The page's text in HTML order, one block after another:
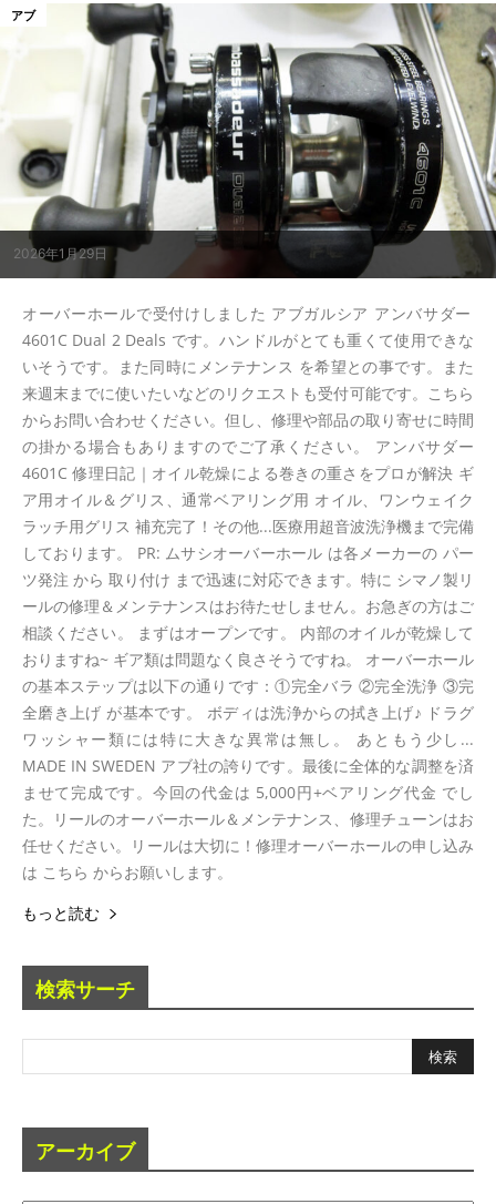
2026年1月29日
アブ
オーバーホールで受付けしました アブガルシア アンバサダー
4601C Dual 2 Deals です。ハンドルがとても重くて使用できな
いそうです。また同時にメンテナンス を希望との事です。また
来週末までに使いたいなどのリクエストも受付可能です。こちら
からお問い合わせください。但し、修理や部品の取り寄せに時間
の掛かる場合もありますのでご了承ください。 アンバサダー
4601C 修理日記｜オイル乾燥による巻きの重さをプロが解決 ギ
ア用オイル＆グリス、通常ベアリング用 オイル、ワンウェイク
ラッチ用グリス 補充完了！その他...医療用超音波洗浄機まで完備
しております。 PR: ムサシオーバーホール は各メーカーの パー
ツ発注 から 取り付け まで迅速に対応できます。特に シマノ製リ
ールの修理＆メンテナンスはお待たせしません。お急ぎの方はご
相談ください。 まずはオープンです。 内部のオイルが乾燥して
おりますね~ ギア類は問題なく良さそうですね。 オーバーホール
の基本ステップは以下の通りです：①完全バラ ②完全洗浄 ③完
全磨き上げ が基本です。 ボディは洗浄からの拭き上げ♪ ドラグ
ワッシャー類には特に大きな異常は無し。 あともう少し...
MADE IN SWEDEN アブ社の誇りです。最後に全体的な調整を済
ませて完成です。今回の代金は 5,000円+ベアリング代金 でし
た。リールのオーバーホール＆メンテナンス、修理チューンはお
任せください。リールは大切に！修理オーバーホールの申し込み
は こちら からお願いします。
もっと読む
検索サーチ
アーカイブ
ア